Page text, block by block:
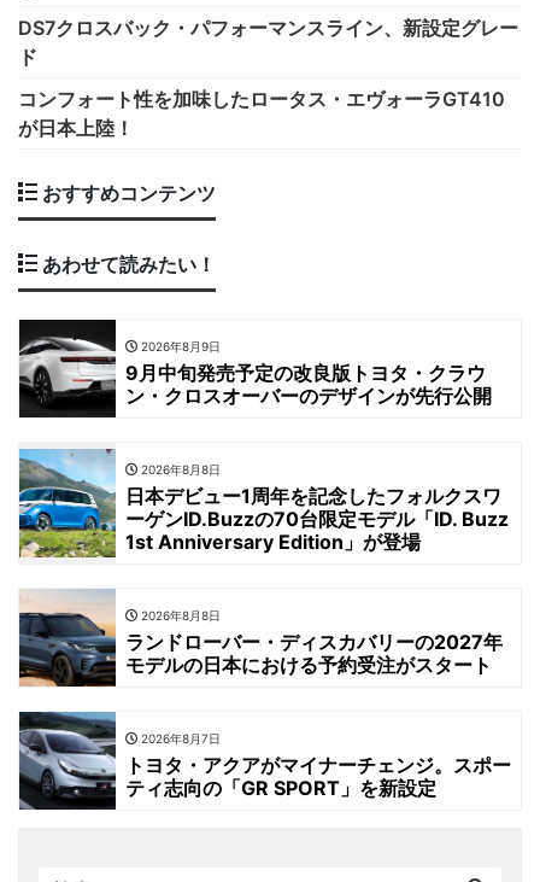
DS7クロスバック・パフォーマンスライン、新設定グレー
ド
コンフォート性を加味したロータス・エヴォーラGT410
が日本上陸！
おすすめコンテンツ
あわせて読みたい！
2026年8月9日
9月中旬発売予定の改良版トヨタ・クラウ
ン・クロスオーバーのデザインが先行公開
2026年8月8日
日本デビュー1周年を記念したフォルクスワ
ーゲンID.Buzzの70台限定モデル「ID. Buzz
1st Anniversary Edition」が登場
2026年8月8日
ランドローバー・ディスカバリーの2027年
モデルの日本における予約受注がスタート
2026年8月7日
トヨタ・アクアがマイナーチェンジ。スポー
ティ志向の「GR SPORT」を新設定